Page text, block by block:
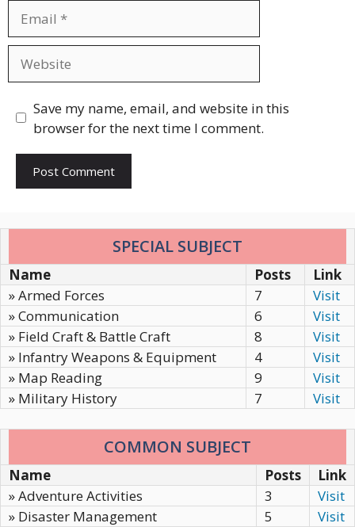
Save my name, email, and website in this
browser for the next time I comment.
SPECIAL SUBJECT
Name Posts
Link
» Armed Forces
7
Visit
» Communication
6
Visit
» Field Craft & Battle Craft
8
Visit
» Infantry Weapons & Equipment
4
Visit
» Map Reading
9
Visit
» Military History
7 Visit
COMMON SUBJECT
Name Posts
Link
» Adventure Activities
3
Visit
» Disaster Management
5
Visit